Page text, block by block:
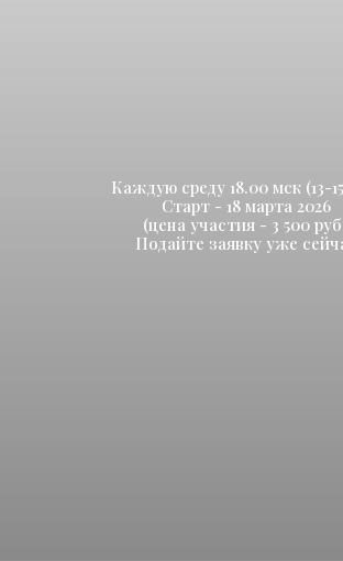
Каждую среду 18.00 мск (13-
Старт - 18 марта 2026
(цена участия - 3 500
Подайте заявку уже